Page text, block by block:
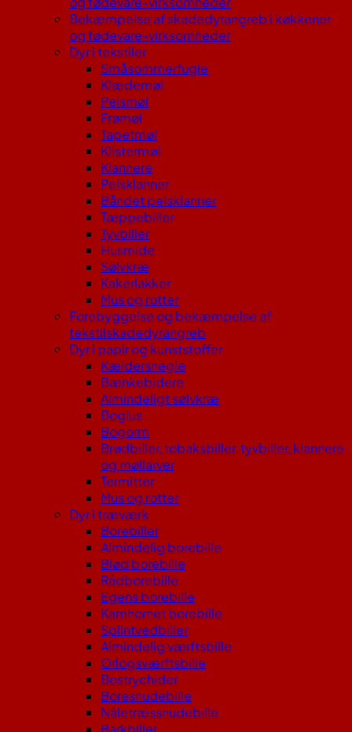
Bekæmpelse af skadedyrangreb i køkkener
og fødevare-virksomheder
Dyr i tekstiler
Småsommerfugle
Klædemøl
Pelsmøl
Frømøl
Tapetmøl
Klistermøl
Klannere
Pelsklanner
Båndet pelsklanner
Tæppebiller
Tyvbiller
Husmide
Sølvkræ
Kakerlakker
Mus og rotter
Forebyggelse og bekæmpelse af
tekstilskadedyrangreb
Dyr i papir og kunststoffer
Kældersnegle
Bænkebidere
Almindeligt sølvkræ
Boglus
Bogorm
Brødbiller, tobaksbiller, tyvbiller, klannere
og møllarver
Termitter
Mus og rotter
Dyr i træværk
Borebiller
Almindelig borebille
Blød borebille
Rådborebille
Egens borebille
Kamhornet borebille
Splintvedbiller
Almindelig værftsbille
Orlogsværftsbille
Bostrychider
Boresnudebille
Nåletræssnudebille
Barkbiller